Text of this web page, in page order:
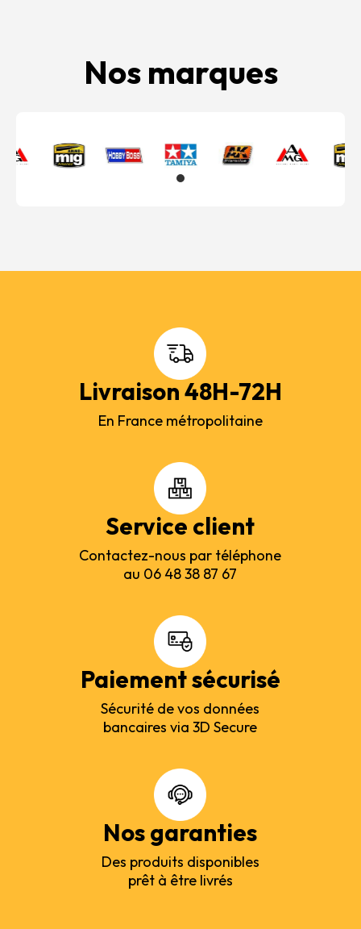
Nos marques
Livraison 48H-72H
En France métropolitaine
Service client
Contactez-nous par téléphone
au 06 48 38 87 67
Paiement sécurisé
Sécurité de vos données
bancaires via 3D Secure
Nos garanties
Des produits disponibles
prêt à être livrés